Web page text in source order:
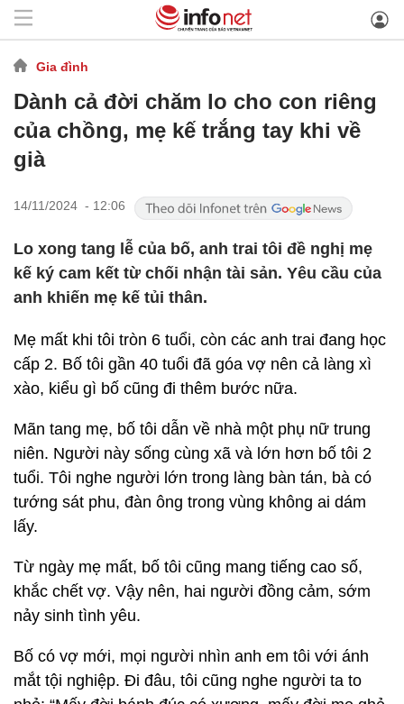
Gia đình
Dành cả đời chăm lo cho con riêng
của chồng, mẹ kế trắng tay khi về
già
14/11/2024 - 12:06
Lo xong tang lễ của bố, anh trai tôi đề nghị mẹ
kế ký cam kết từ chối nhận tài sản. Yêu cầu của
anh khiến mẹ kế tủi thân.
Mẹ mất khi tôi tròn 6 tuổi, còn các anh trai đang học
cấp 2. Bố tôi gần 40 tuổi đã góa vợ nên cả làng xì
xào, kiểu gì bố cũng đi thêm bước nữa.
Mãn tang mẹ, bố tôi dẫn về nhà một phụ nữ trung
niên. Người này sống cùng xã và lớn hơn bố tôi 2
tuổi. Tôi nghe người lớn trong làng bàn tán, bà có
tướng sát phu, đàn ông trong vùng không ai dám
lấy.
Từ ngày mẹ mất, bố tôi cũng mang tiếng cao số,
khắc chết vợ. Vậy nên, hai người đồng cảm, sớm
nảy sinh tình yêu.
Bố có vợ mới, mọi người nhìn anh em tôi với ánh
mắt tội nghiệp. Đi đâu, tôi cũng nghe người ta to